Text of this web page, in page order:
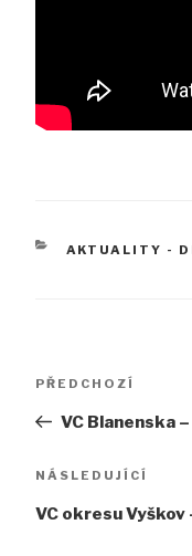
RUBRIKY
AKTUALITY -
příspěvek
Předchozí
PŘEDCHOZÍ
VC Blanenska
Následující
NÁSLEDUJÍCÍ
VC okresu Vyškov